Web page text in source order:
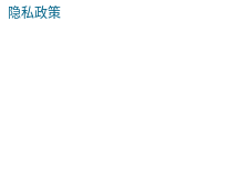
隐私政策